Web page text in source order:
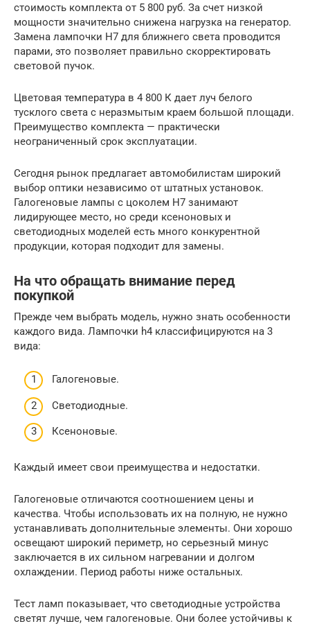
стоимость комплекта от 5 800 руб. За счет низкой
мощности значительно снижена нагрузка на генератор.
Замена лампочки H7 для ближнего света проводится
парами, это позволяет правильно скорректировать
световой пучок.
Цветовая температура в 4 800 К дает луч белого
тусклого света с неразмытым краем большой площади.
Преимущество комплекта — практически
неограниченный срок эксплуатации.
Сегодня рынок предлагает автомобилистам широкий
выбор оптики независимо от штатных установок.
Галогеновые лампы с цоколем Н7 занимают
лидирующее место, но среди ксеноновых и
светодиодных моделей есть много конкурентной
продукции, которая подходит для замены.
На что обращать внимание перед
покупкой
Прежде чем выбрать модель, нужно знать особенности
каждого вида. Лампочки h4 классифицируются на 3
вида:
Галогеновые.
Светодиодные.
Ксеноновые.
Каждый имеет свои преимущества и недостатки.
Галогеновые отличаются соотношением цены и
качества. Чтобы использовать их на полную, не нужно
устанавливать дополнительные элементы. Они хорошо
освещают широкий периметр, но серьезный минус
заключается в их сильном нагревании и долгом
охлаждении. Период работы ниже остальных.
Тест ламп показывает, что светодиодные устройства
светят лучше, чем галогеновые. Они более устойчивы к